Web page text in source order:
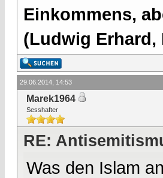
Einkommens,
(Ludwig Erhard,
29.06.2014, 14:53
Marek1964
Sesshafter
RE:
Was den Islam